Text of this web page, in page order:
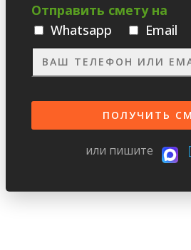
Отправить смету на
Whatsаpp
Email
или пишите